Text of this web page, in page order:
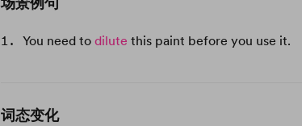
You need todilute this paint before you use it.
词态变化